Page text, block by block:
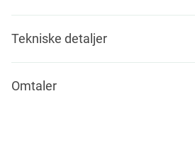
Tekniske detaljer
Omtaler